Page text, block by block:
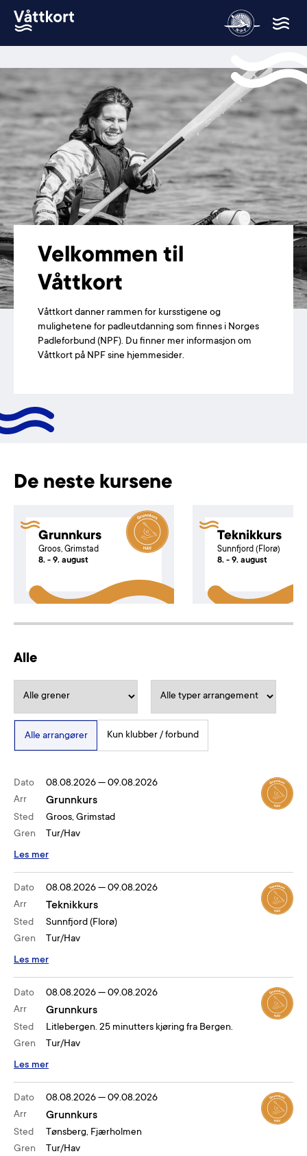
Velkommen til
Våttkort
Våttkort danner rammen for kursstigene og
mulighetene for padleutdanning som finnes i Norges
Padleforbund (NPF). Du finner mer informasjon om
Våttkort på NPF sine hjemmesider.
De neste kursene
Grunnkurs
Groos, Grimstad
8. - 9. august
Teknikkurs
Sunnfjord (Florø)
8. - 9. august
Alle
Alle arrangører Kun klubber / forbund
Dato
Arr
Sted
Gren
08.08.2026—09.08.2026
Grunnkurs
Groos, Grimstad
Tur/Hav
Les mer
Dato
Arr
Sted
Gren
08.08.2026—09.08.2026
Teknikkurs
Sunnfjord (Florø)
Tur/Hav
Les mer
Dato
Arr
Sted
Gren
08.08.2026—09.08.2026
Grunnkurs
Litlebergen. 25 minutters kjøring fra Bergen.
Tur/Hav
Les mer
Dato
Arr
Sted
Gren
08.08.2026—09.08.2026
Grunnkurs
Tønsberg, Fjærholmen
Tur/Hav